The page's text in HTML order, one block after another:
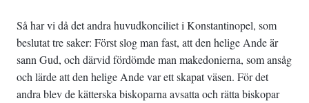
Så har vi då det andra huvudkonciliet i Konstantinopel, som
beslutat tre saker: Först slog man fast, att den helige Ande är
sann Gud, och därvid fördömde man makedonierna, som ansåg
och lärde att den helige Ande var ett skapat väsen. För det
andra blev de kätterska biskoparna avsatta och rätta biskopar